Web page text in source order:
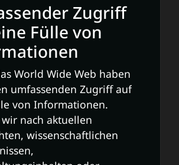
Zugriff
Fülle von
World Wide Web haben
umfassenden Zugriff auf
von Informationen.
nach aktuellen
wissenschaftlichen